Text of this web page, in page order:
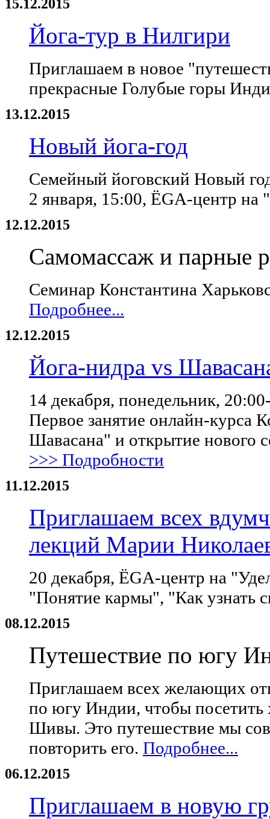
Йога-тур в Нилгири
Приглашаем в новое
прекрасные Голубые горы
13.12.2015
Новый йога-год
Семейный йоговский Новый
2 января, 15:00, ЁGA-центр на
12.12.2015
Самомассаж и парные
Семинар Константина
Подробнее...
12.12.2015
Йога-нидра vs
14 декабря, понедельник,
Первое занятие онлайн-курса
Шавасана" и открытие нового
>>> Подробности
11.12.2015
Приглашаем всех
лекций Марии
20 декабря, ЁGA-центр на
"Понятие кармы", "Как узнать
08.12.2015
Путешествие по югу
Приглашаем всех желающих
по югу Индии, чтобы посетить
Шивы. Это путешествие мы
повторить его. Подробнее...
06.12.2015
Приглашаем в новую